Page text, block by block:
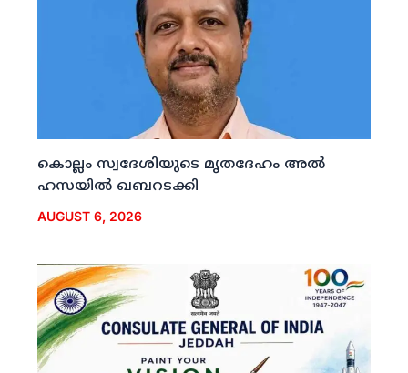
കൊല്ലം സ്വദേശിയുടെ മൃതദേഹം അല്‍
ഹസയില്‍ ഖബറടക്കി
AUGUST 6, 2026